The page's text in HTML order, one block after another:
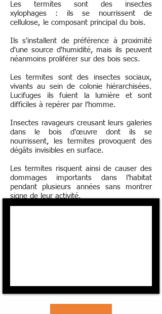
Les termites sont des insectes
xylophages : ils se nourrissent de
cellulose, le composant principal du bois.
Ils s'installent de préférence à proximité
d'une source d'humidité, mais ils peuvent
néanmoins proliférer sur des bois secs.
Les termites sont des insectes sociaux,
vivants au sein de colonie hiérarchisées.
Lucifuges ils fuient la lumière et sont
difficiles à repérer par l’homme.
Insectes ravageurs creusant leurs galeries
dans le bois d'œuvre dont ils se
nourrissent, les termites provoquent des
dégâts invisibles en surface.
Les termites risquent ainsi de causer des
dommages importants dans l’habitat
pendant plusieurs années sans montrer
signe de leur activité.